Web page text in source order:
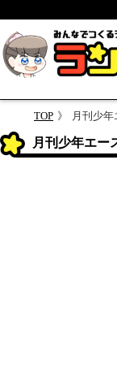
TOP 月刊少年エ
月刊少年エー